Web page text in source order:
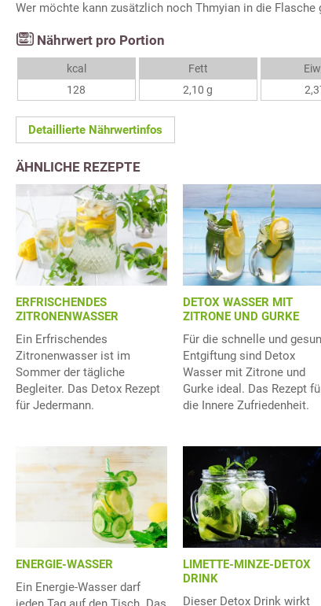
Wer möchte kann zusätzlich noch Thmyian in die Flasche
Nährwert pro Portion
kcal
128
Fett
2,10 g
Detaillierte Nährwertinfos
ÄHNLICHE REZEPTE
ERFRISCHENDES
ZITRONENWASSER
Ein Erfrischendes
Zitronenwasser ist im
Sommer der tägliche
Begleiter. Das Detox Rezept
für Jedermann.
DETOX WASSER MIT
ZITRONE UND GURKE
Für die schnelle und
Entgiftung sind Detox
Wasser mit Zitrone und
Gurke ideal. Das Rezept
die Innere Zufriedenheit.
ENERGIE-WASSER
Ein Energie-Wasser darf
LIMETTE-MINZE-DETOX
DRINK
Dieser Detox Drink wirkt